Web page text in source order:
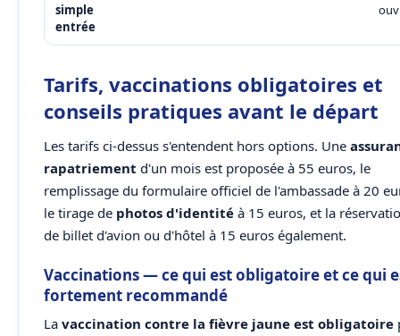
simple
entrée
Tarifs, vaccinations obligatoires et
conseils pratiques avant le départ
Les tarifs ci-dessus s'entendent hors options. Une
rapatriement d'un mois est proposée à 55 euros, le
remplissage du formulaire officiel de l'ambassade à 20
le tirage de photos d'identité à 15 euros, et la
de billet d'avion ou d'hôtel à 15 euros également.
Vaccinations — ce qui est obligatoire et ce qui
fortement recommandé
La vaccination contre la fièvre jaune est obligatoire